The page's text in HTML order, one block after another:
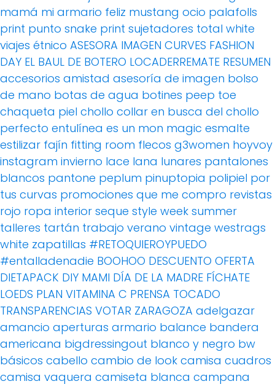
mamá mi armario feliz mustang ocio palafolls
print punto snake print sujetadores total white
viajes étnico ASESORA IMAGEN CURVES FASHION
DAY EL BAUL DE BOTERO LOCADERREMATE RESUMEN
accesorios amistad asesoría de imagen bolso
de mano botas de agua botines peep toe
chaqueta piel chollo collar en busca del chollo
perfecto entulínea es un mon magic esmalte
estilizar fajín fitting room flecos g3women hoyvoy
instagram invierno lace lana lunares pantalones
blancos pantone peplum pinuptopia polipiel por
tus curvas promociones que me compro revistas
rojo ropa interior seque style week summer
talleres tartán trabajo verano vintage westrags
white zapatillas #RETOQUIEROYPUEDO
#entalladenadie BOOHOO DESCUENTO OFERTA
DIETAPACK DIY MAMI DÍA DE LA MADRE FÍCHATE
LOEDS PLAN VITAMINA C PRENSA TOCADO
TRANSPARENCIAS VOTAR ZARAGOZA adelgazar
amancio aperturas armario balance bandera
americana bigdressingout blanco y negro bw
básicos cabello cambio de look camisa cuadros
camisa vaquera camiseta blanca campana